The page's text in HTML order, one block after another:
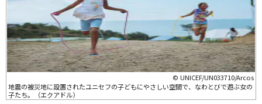
© UNICEF/UN033710/Arcos
地震の被災地に設置されたユニセフの子どもにやさしい空間で、なわとびで遊ぶ女の
子たち。（エクアドル）